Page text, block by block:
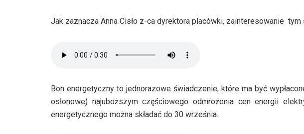
Jak zaznacza Anna Cisło z-ca dyrektora placówki, zainteresowanie
Bon energetyczny to jednorazowe świadczenie, które ma być
osłonowe) najuboższym częściowego odmrożenia cen energii
energetycznego można składać do 30 września.